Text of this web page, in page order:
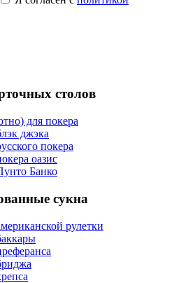
столов
для покера
джэка
покера
оазис
Банко
сукна
рулетки